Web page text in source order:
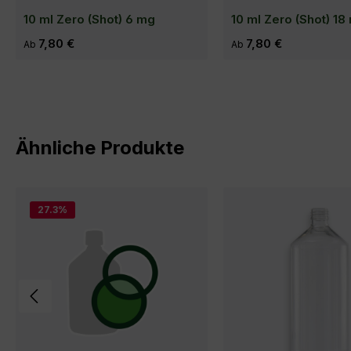
10 ml Zero (Shot) 6 mg
Regulärer Preis:
Ab 7,80 €
10 ml Zero (Shot) 18
Regulärer Preis:
Ab 7,80 €
Produktgalerie überspringen
Ähnliche Produkte
27.3%